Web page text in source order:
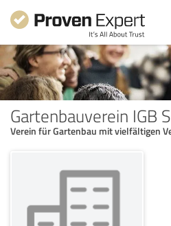
Gartenbauverein IGB
Verein für Gartenbau mit vielfältigen